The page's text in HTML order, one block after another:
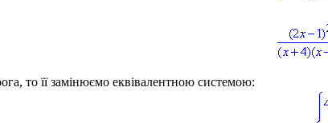
то її замінюємо еквівалентною системою: